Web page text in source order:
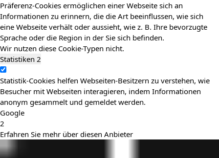
Präferenz-Cookies ermöglichen einer Webseite sich an
Informationen zu erinnern, die die Art beeinflussen, wie sich
eine Webseite verhält oder aussieht, wie z. B. Ihre bevorzugte
Sprache oder die Region in der Sie sich befinden.
Wir nutzen diese Cookie-Typen nicht.
Statistiken 2
Statistik-Cookies helfen Webseiten-Besitzern zu verstehen, wie
Besucher mit Webseiten interagieren, indem Informationen
anonym gesammelt und gemeldet werden.
Google
2
Erfahren Sie mehr über diesen Anbieter